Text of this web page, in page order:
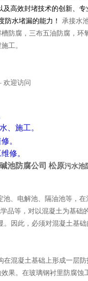
高效封堵技术的创新、
防水堵漏的能力！ 承接水
防腐，三布五油防腐，环
工。
、施工。
。
修。
池防腐公司 松原污水池
、电解池、隔油池等，
品等，对以混凝土为基础
因此，必须对混凝土基
混凝土基础上形成一层
果。在玻璃钢衬里防腐蚀